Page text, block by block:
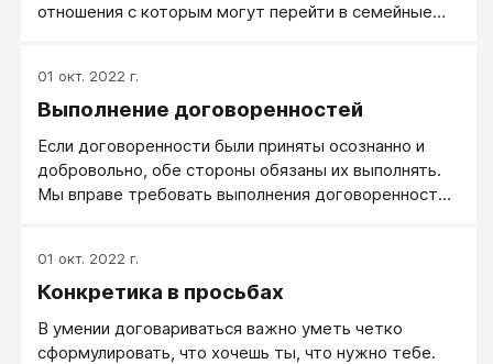
отношения с которым могут перейти в семейные
кандидатов.
01 окт. 2022 г.
Выполнение договоренностей
Если договоренности были приняты осознанно и
добровольно, обе стороны обязаны их выполнять.
Мы вправе требовать выполнения договоренностей
не нарушали.
01 окт. 2022 г.
Конкретика в просьбах
В умении договариваться важно уметь четко
сформулировать, что хочешь ты, что нужно тебе.